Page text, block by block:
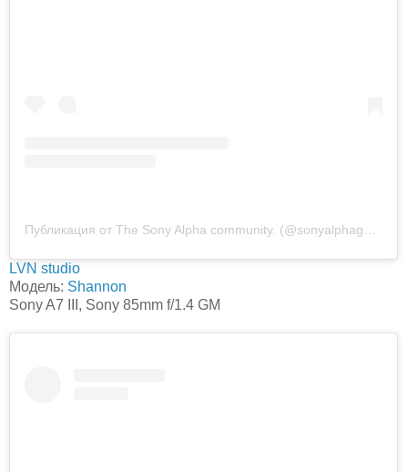
LVN studio
Модель: Shannon
Sony A7 III, Sony 85mm f/1.4 GM